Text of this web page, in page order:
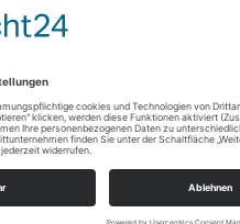
für die ganze